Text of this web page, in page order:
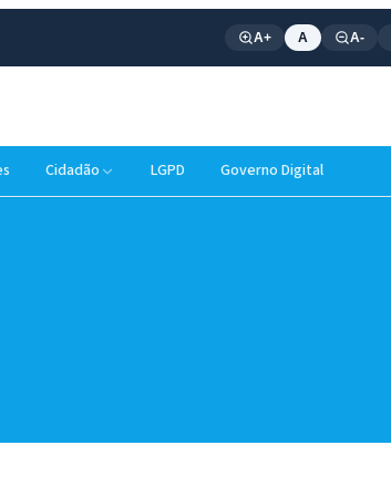
A+ A A-
Cidadão LGPD Governo Digital